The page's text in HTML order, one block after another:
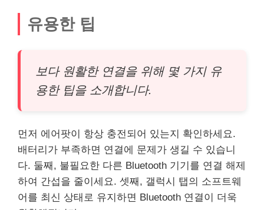
유용한 팁
보다 원활한 연결을 위해 몇 가지 유
용한 팁을 소개합니다.
먼저 에어팟이 항상 충전되어 있는지 확인하세요.
배터리가 부족하면 연결에 문제가 생길 수 있습니
다. 둘째, 불필요한 다른 Bluetooth 기기를 연결 해제
하여 간섭을 줄이세요. 셋째, 갤럭시 탭의 소프트웨
어를 최신 상태로 유지하면 Bluetooth 연결이 더욱